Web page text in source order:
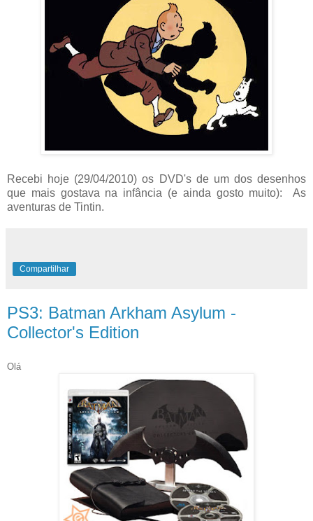
Recebi hoje (29/04/2010) os DVD's de um dos desenhos
que mais gostava na infância (e ainda gosto muito): As
aventuras de Tintin.
Compartilhar
PS3: Batman Arkham Asylum -
Collector's Edition
Olá